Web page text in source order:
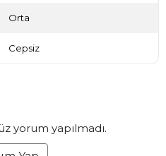
Orta
Cepsiz
yorum yapılmadı.